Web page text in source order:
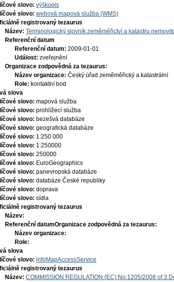
slovo: výškopis
slovo: webová mapová služba (WMS)
registrovaný tezaurus
Název: Terminologický slovník zeměměřictví a katastru
Referenční datum
Referenční datum: 2009-01-01
Událost: zveřejnění
Organizace zodpovědná za tezaurus:
Název organizace: Český úřad zeměměřický a katastrální
Role: kontaktní bod
slova
slovo: mapová služba
slovo: prohlížecí služba
slovo: bezešvá databáze
slovo: geografická databáze
slovo: 1:250 000
slovo: 1:250000
slovo: 250000
slovo: EuroGeographics
slovo: panevropská databáze
slovo: databáze České republiky
slovo: doprava
slovo: sídla
registrovaný tezaurus
Název:
Referenční datumOrganizace zodpovědná za tezaurus:
Název organizace:
Role:
slova
slovo: infoMapAccessService
registrovaný tezaurus
Název: COMMISSION REGULATION (EC) No 1205/2008 of 3